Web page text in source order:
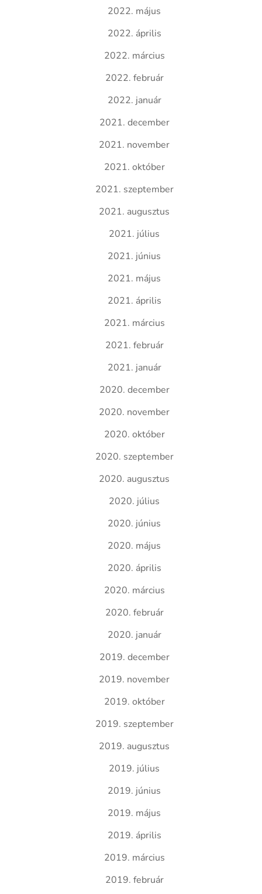
2022. május
2022. április
2022. március
2022. február
2022. január
2021. december
2021. november
2021. október
2021. szeptember
2021. augusztus
2021. július
2021. június
2021. május
2021. április
2021. március
2021. február
2021. január
2020. december
2020. november
2020. október
2020. szeptember
2020. augusztus
2020. július
2020. június
2020. május
2020. április
2020. március
2020. február
2020. január
2019. december
2019. november
2019. október
2019. szeptember
2019. augusztus
2019. július
2019. június
2019. május
2019. április
2019. március
2019. február